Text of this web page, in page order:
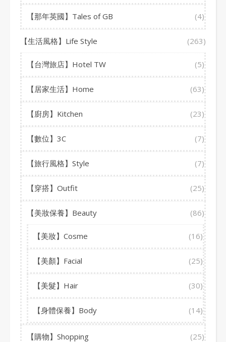
【那年英國】Tales of GB (4)
【生活風格】Life Style (263)
【台灣旅店】Hotel TW (5)
【居家生活】Home (63)
【廚房】Kitchen (23)
【數位】3C (7)
【旅行風格】Style (7)
【穿搭】Outfit (25)
【美妝保養】Beauty (86)
【美妝】Cosme (16)
【美顏】Facial (25)
【美髮】Hair (30)
【身體保養】Body (14)
【購物】Shopping (25)